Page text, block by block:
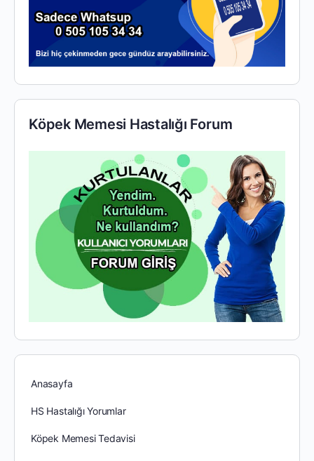
Köpek Memesi Hastalığı Forum
Anasayfa
HS Hastalığı Yorumlar
Köpek Memesi Tedavisi